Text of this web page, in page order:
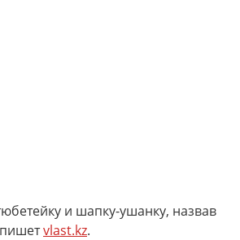
и шапку-ушанку, назвав
vlast.kz.